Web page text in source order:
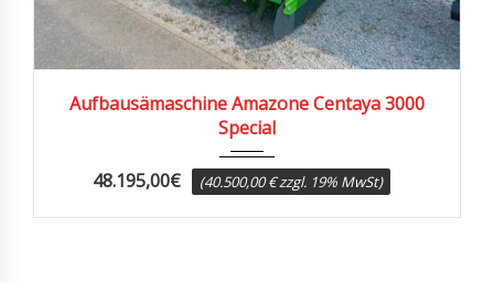
Aufbausämaschine Amazone Centaya 3000
Special
48.195,00€ (40.500,00 € zzgl. 19% MwSt)